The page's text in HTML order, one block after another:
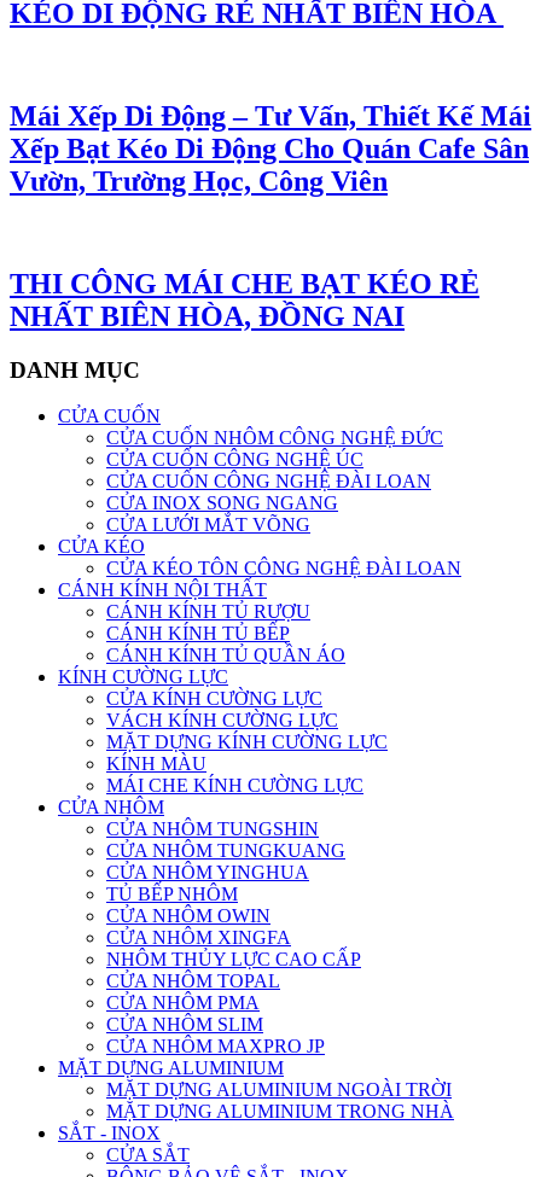
KÉO DI ĐỘNG RẺ NHẤT BIÊN HÒA
Mái Xếp Di Động – Tư Vấn, Thiết Kế Mái
Xếp Bạt Kéo Di Động Cho Quán Cafe Sân
Vườn, Trường Học, Công Viên
THI CÔNG MÁI CHE BẠT KÉO RẺ
NHẤT BIÊN HÒA, ĐỒNG NAI
DANH MỤC
CỬA CUỐN
CỬA CUỐN NHÔM CÔNG NGHỆ ĐỨC
CỬA CUỐN CÔNG NGHỆ ÚC
CỬA CUỐN CÔNG NGHỆ ĐÀI LOAN
CỬA INOX SONG NGANG
CỬA LƯỚI MẮT VÕNG
CỬA KÉO
CỬA KÉO TÔN CÔNG NGHỆ ĐÀI LOAN
CÁNH KÍNH NỘI THẤT
CÁNH KÍNH TỦ RƯỢU
CÁNH KÍNH TỦ BẾP
CÁNH KÍNH TỦ QUẦN ÁO
KÍNH CƯỜNG LỰC
CỬA KÍNH CƯỜNG LỰC
VÁCH KÍNH CƯỜNG LỰC
MẶT DỰNG KÍNH CƯỜNG LỰC
KÍNH MÀU
MÁI CHE KÍNH CƯỜNG LỰC
CỬA NHÔM
CỬA NHÔM TUNGSHIN
CỬA NHÔM TUNGKUANG
CỬA NHÔM YINGHUA
TỦ BẾP NHÔM
CỬA NHÔM OWIN
CỬA NHÔM XINGFA
NHÔM THỦY LỰC CAO CẤP
CỬA NHÔM TOPAL
CỬA NHÔM PMA
CỬA NHÔM SLIM
CỬA NHÔM MAXPRO JP
MẶT DỰNG ALUMINIUM
MẶT DỰNG ALUMINIUM NGOÀI TRỜI
MẶT DỰNG ALUMINIUM TRONG NHÀ
SẮT - INOX
CỬA SẮT